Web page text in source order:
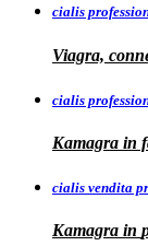
cialis
Viagra,
cialis
Kamagra in
cialis vendita
Kamagra in